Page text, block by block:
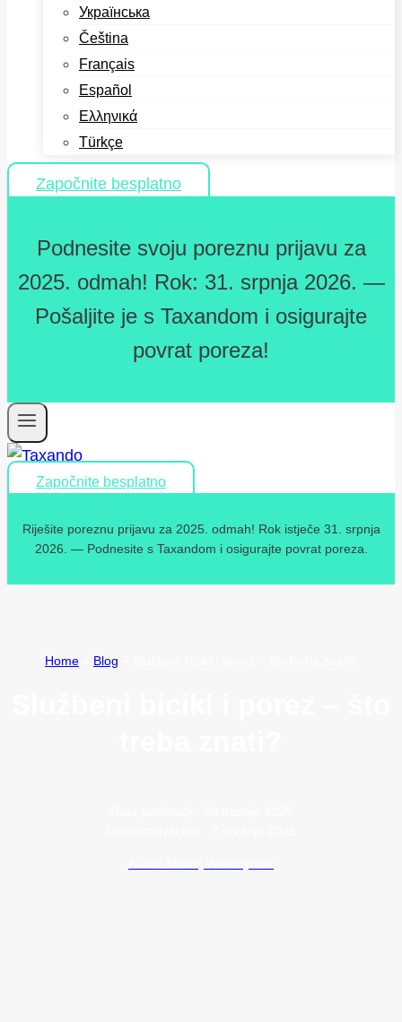
Українська
Čeština
Français
Español
Ελληνικά
Türkçe
Započnite besplatno
Podnesite svoju poreznu prijavu za
2025. odmah! Rok: 31. srpnja 2026. —
Pošaljite je s Taxandom i osigurajte
povrat poreza!
Započnite besplatno
Riješite poreznu prijavu za 2025. odmah! Rok istječe 31. srpnja
2026. — Podnesite s Taxandom i osigurajte povrat poreza.
Home Blog